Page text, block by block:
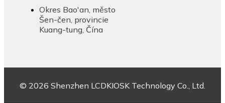
Okres Bao'an, město
Šen-čen, provincie
Kuang-tung, Čína
© 2026 Shenzhen LCDKIOSK Technology Co., Ltd.